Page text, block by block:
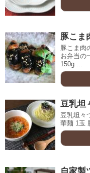
豚こま
豚こま肉
お弁当の
150g ...
豆乳坦
豆乳坦々
華麺 1玉